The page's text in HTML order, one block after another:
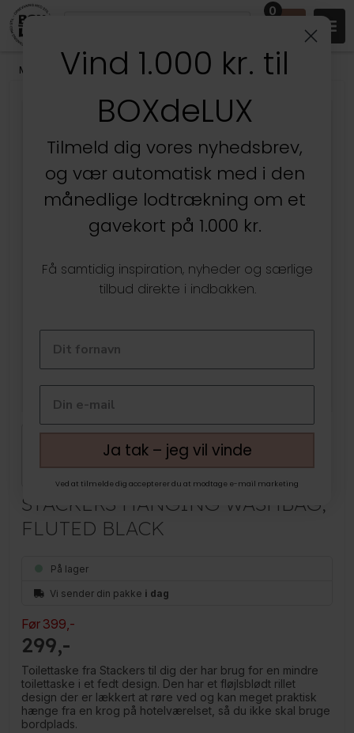
0
Mærker Stackers
25%
STACKERS HANGING WASHBAG,
FLUTED BLACK
På lager
Vi sender din pakke i dag
Før 399,-
299
Toilettaske fra Stackers til dig der har brug for en mindre
toilettaske i et fedt design. Den har et fløjlsblødt rillet
design der er lækkert at røre ved og kan meget praktisk
hænge fra en krog på hotelværelset, så du ikke skal bruge
bordplads.
Vind 1.000 kr. til
BOXdeLUX
Tilmeld dig vores nyhedsbrev,
og vær automatisk med i den
månedlige lodtrækning om et
gavekort på 1.000 kr.
Få samtidig inspiration, nyheder og særlige
tilbud direkte i indbakken.
Ja tak – jeg vil vinde
Ved at tilmelde dig accepterer du at modtage e-mail marketing